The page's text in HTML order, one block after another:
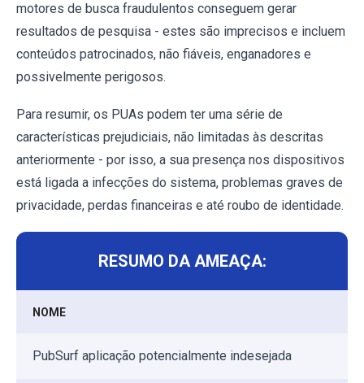
motores de busca fraudulentos conseguem gerar
resultados de pesquisa - estes são imprecisos e incluem
conteúdos patrocinados, não fiáveis, enganadores e
possivelmente perigosos.
Para resumir, os PUAs podem ter uma série de
características prejudiciais, não limitadas às descritas
anteriormente - por isso, a sua presença nos dispositivos
está ligada a infecções do sistema, problemas graves de
privacidade, perdas financeiras e até roubo de identidade.
RESUMO DA AMEAÇA:
NOME
PubSurf aplicação potencialmente indesejada